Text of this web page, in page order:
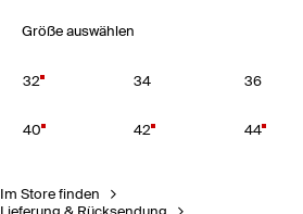
Größe auswählen
32 34 36
40 42 44
Im Store finden